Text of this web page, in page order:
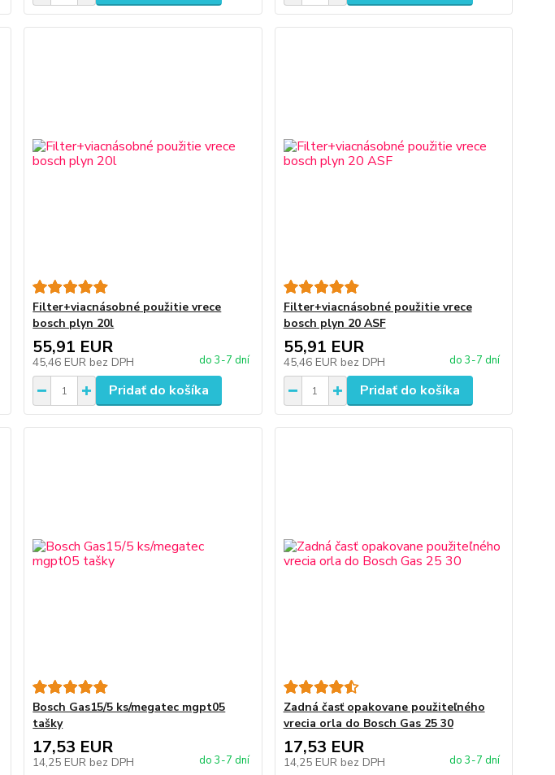
Filter+viacnásobné použitie vrece
bosch plyn 20l
55,91 EUR
45,46 EUR bez DPH do 3-7 dní
Pridať do košíka
Filter+viacnásobné použitie vrece
bosch plyn 20 ASF
55,91 EUR
45,46 EUR bez DPH do 3-7 dní
Pridať do košíka
Bosch Gas15/5 ks/megatec mgpt05
tašky
17,53 EUR
14,25 EUR bez DPH do 3-7 dní
Zadná časť opakovane použiteľného
vrecia orla do Bosch Gas 25 30
17,53 EUR
14,25 EUR bez DPH do 3-7 dní